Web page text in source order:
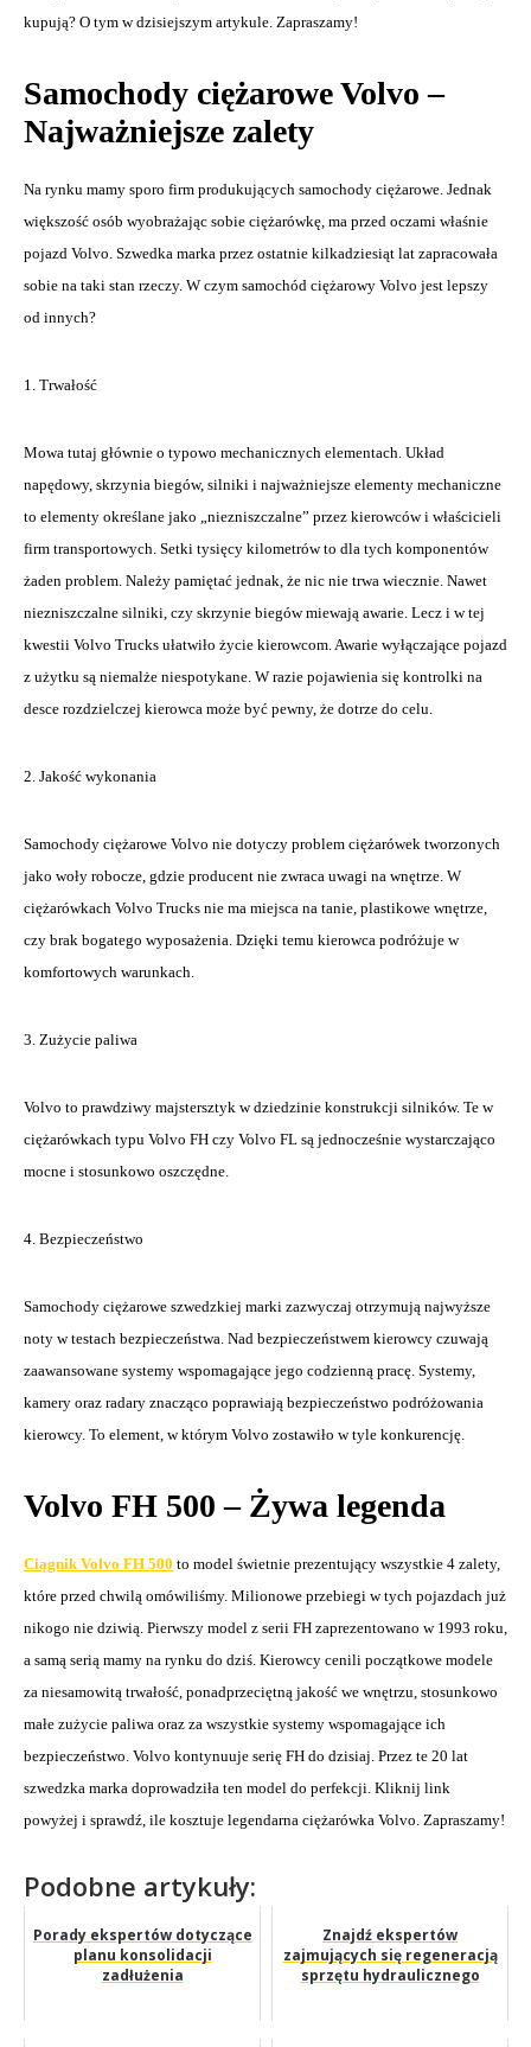
kupują? O tym w dzisiejszym artykule. Zapraszamy!
Samochody ciężarowe Volvo –
Najważniejsze zalety
Na rynku mamy sporo firm produkujących samochody ciężarowe. Jednak
większość osób wyobrażając sobie ciężarówkę, ma przed oczami właśnie
pojazd Volvo. Szwedka marka przez ostatnie kilkadziesiąt lat zapracowała
sobie na taki stan rzeczy. W czym samochód ciężarowy Volvo jest lepszy
od innych?
1. Trwałość
Mowa tutaj głównie o typowo mechanicznych elementach. Układ
napędowy, skrzynia biegów, silniki i najważniejsze elementy mechaniczne
to elementy określane jako „niezniszczalne” przez kierowców i właścicieli
firm transportowych. Setki tysięcy kilometrów to dla tych komponentów
żaden problem. Należy pamiętać jednak, że nic nie trwa wiecznie. Nawet
niezniszczalne silniki, czy skrzynie biegów miewają awarie. Lecz i w tej
kwestii Volvo Trucks ułatwiło życie kierowcom. Awarie wyłączające pojazd
z użytku są niemalże niespotykane. W razie pojawienia się kontrolki na
desce rozdzielczej kierowca może być pewny, że dotrze do celu.
2. Jakość wykonania
Samochody ciężarowe Volvo nie dotyczy problem ciężarówek tworzonych
jako woły robocze, gdzie producent nie zwraca uwagi na wnętrze. W
ciężarówkach Volvo Trucks nie ma miejsca na tanie, plastikowe wnętrze,
czy brak bogatego wyposażenia. Dzięki temu kierowca podróżuje w
komfortowych warunkach.
3. Zużycie paliwa
Volvo to prawdziwy majstersztyk w dziedzinie konstrukcji silników. Te w
ciężarówkach typu Volvo FH czy Volvo FL są jednocześnie wystarczająco
mocne i stosunkowo oszczędne.
4. Bezpieczeństwo
Samochody ciężarowe szwedzkiej marki zazwyczaj otrzymują najwyższe
noty w testach bezpieczeństwa. Nad bezpieczeństwem kierowcy czuwają
zaawansowane systemy wspomagające jego codzienną pracę. Systemy,
kamery oraz radary znacząco poprawiają bezpieczeństwo podróżowania
kierowcy. To element, w którym Volvo zostawiło w tyle konkurencję.
Volvo FH 500 – Żywa legenda
Ciągnik Volvo FH 500 to model świetnie prezentujący wszystkie 4 zalety,
które przed chwilą omówiliśmy. Milionowe przebiegi w tych pojazdach już
nikogo nie dziwią. Pierwszy model z serii FH zaprezentowano w 1993 roku,
a samą serią mamy na rynku do dziś . Kierowcy cenili początkowe modele
za niesamowitą trwałość, ponadprzeciętną jakość we wnętrzu, stosunkowo
małe zużycie paliwa oraz za wszystkie systemy wspomagające ich
bezpieczeństwo. Volvo kontynuuje serię FH do dzisiaj. Przez te 20 lat
szwedzka marka doprowadziła ten model do perfekcji. Kliknij link
powyżej i sprawdź, ile kosztuje legendarna ciężarówka Volvo. Zapraszamy!
Podobne artykuły:
Porady ekspertów dotyczące
planu konsolidacji
zadłużenia
Znajdź ekspertów
zajmujących się regeneracją
sprzętu hydraulicznego